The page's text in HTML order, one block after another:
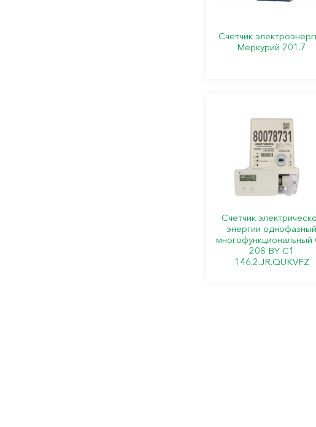
Счетчик
Меркурий 201.7
Счетчик
энергии однофазный
208 BY C1
146.2.JR.QUKVFZ